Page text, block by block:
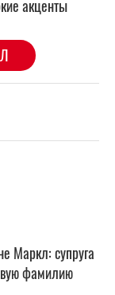
Маркл: супруга
фамилию